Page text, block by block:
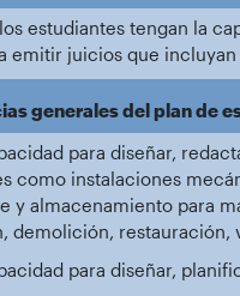
estudiantes tengan la
emitir juicios que
generales del plan de
para diseñar,
como instalaciones
y almacenamiento para
demolición, restauración,
para diseñar,